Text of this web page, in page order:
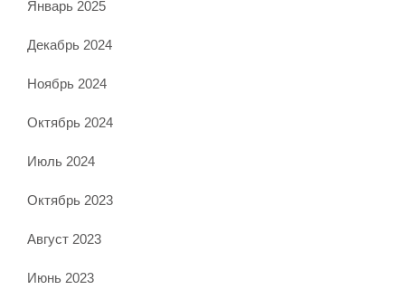
Январь 2025
Декабрь 2024
Ноябрь 2024
Октябрь 2024
Июль 2024
Октябрь 2023
Август 2023
Июнь 2023